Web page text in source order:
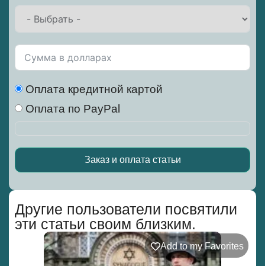
Другие пользователи посвятили
эти статьи своим близким.
Add to my Favorites
Оплата кредитной картой
Оплата по PayPal
Заказ и оплата статьи
Alternative: